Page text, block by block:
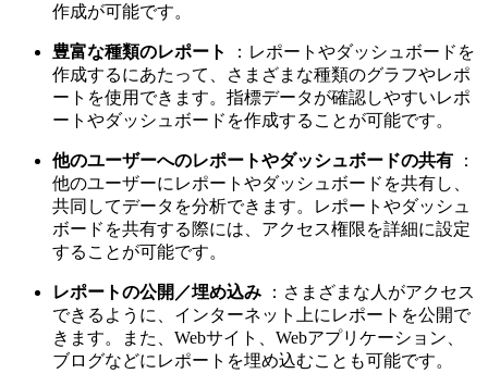
作成が可能です。
豊富な種類のレポート
：レポートやダッシュボードを
作成するにあたって、さまざまな種類のグラフやレポ
ートを使用できます。指標データが確認しやすいレポ
ートやダッシュボードを作成することが可能です。
他のユーザーへのレポートやダッシュボードの共有
：
他のユーザーにレポートやダッシュボードを共有し、
共同してデータを分析できます。レポートやダッシュ
ボードを共有する際には、アクセス権限を詳細に設定
することが可能です。
レポートの公開／埋め込み
：さまざまな人がアクセス
できるように、インターネット上にレポートを公開で
きます。また、Webサイト、Webアプリケーション、
ブログなどにレポートを埋め込むことも可能です。